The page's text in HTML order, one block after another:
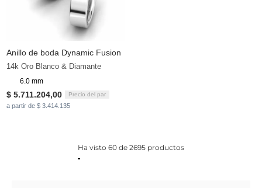
Anillo de boda Dynamic Fusion
14k Oro Blanco & Diamante
6.0 mm
$ 5.711.204,00 Precio del par
a partir de $ 3.414.135
Ha visto 60 de 2695 productos